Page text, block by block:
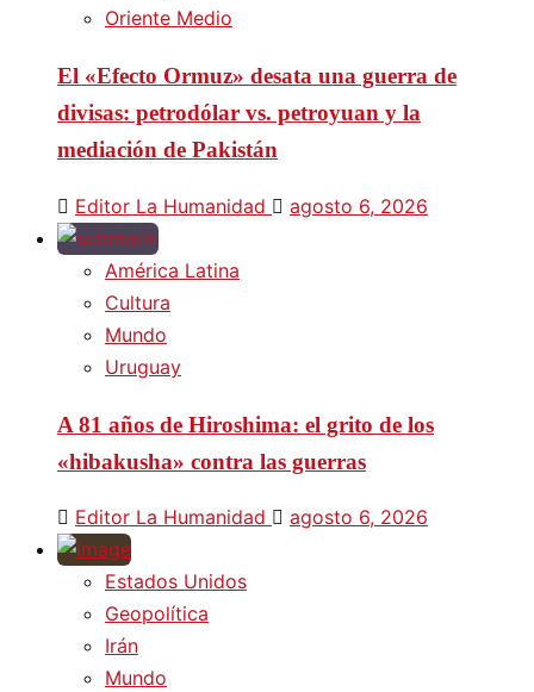
Oriente Medio
El «Efecto Ormuz» desata una guerra de
divisas: petrodólar vs. petroyuan y la
mediación de Pakistán
Editor La Humanidad agosto 6, 2026
América Latina
Cultura
Mundo
Uruguay
A 81 años de Hiroshima: el grito de los
«hibakusha» contra las guerras
Editor La Humanidad agosto 6, 2026
Estados Unidos
Geopolítica
Irán
Mundo